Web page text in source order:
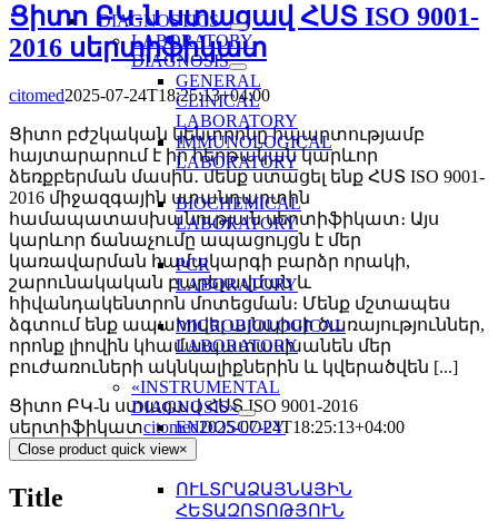
DIAGNOSTICS
LABORATORY
DIAGNOSIS
GENERAL
CLINICAL
LABORATORY
IMMUNOLOGICAL
LABORATORY
BIOCHEMICAL
LABORATORY
PCR
LABORATORY
MICROBIOLOGICAL
LABORATORY
«INSTRUMENTAL
DIAGNOSIS»
ENDOSCOPY
ՈՒԼՏՐԱՁԱՅՆԱՅԻՆ
ՀԵՏԱԶՈՏՈԹՅՈՒՆ
Ցիտո ԲԿ-ն ստացավ ՀՍՏ ISO 9001-
2016 սերտիֆիկատ
citomed2025-07-24T18:25:13+04:00
Ցիտո բժշկական կենտրոնը հպարտությամբ
հայտարարում է իր հերթական կարևոր
ձեռքբերման մասին․ մենք ստացել ենք ՀՍՏ ISO 9001-
2016 միջազգային ստանդարտին
համապատասխանության սերտիֆիկատ։ Այս
կարևոր ճանաչումը ապացույցն է մեր
կառավարման համակարգի բարձր որակի,
շարունակական բարելավման և
հիվանդակենտրոն մոտեցման։ Մենք մշտապես
ձգտում ենք ապահովել այնպիսի ծառայություններ,
որոնք լիովին կհամապատասխանեն մեր
բուժառուների ակնկալիքներին և կվերածվեն [...]
Ցիտո ԲԿ-ն ստացավ ՀՍՏ ISO 9001-2016
սերտիֆիկատcitomed2025-07-24T18:25:13+04:00
Close product quick view×
Title